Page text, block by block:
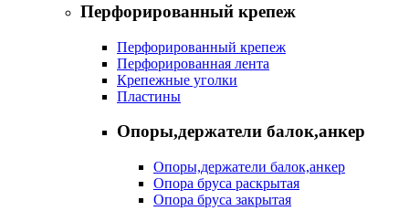
Перфорированный крепеж
Перфорированный крепеж
Перфорированная лента
Крепежные уголки
Пластины
Опоры,держатели балок,анкер
Опоры,держатели балок,анкер
Опора бруса раскрытая
Опора бруса закрытая